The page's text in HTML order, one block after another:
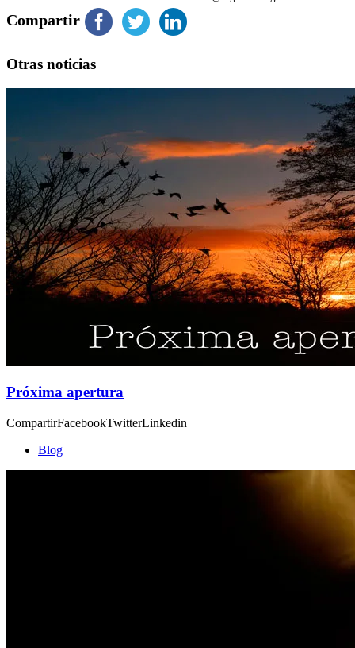
Compartir
Otras noticias
Próxima apertura
CompartirFacebookTwitterLinkedin
Blog